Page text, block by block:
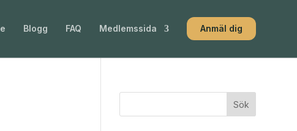
Blogg FAQ Medlemssida Anmäl dig
Sök